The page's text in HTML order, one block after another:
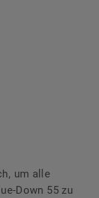
um alle
Down 55 zu